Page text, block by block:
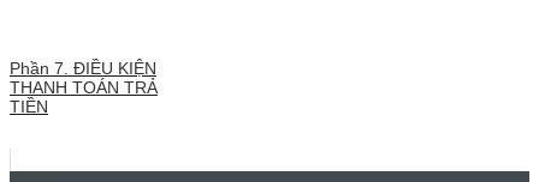
Phần 7. ĐIỀU KIỆN
THANH TOÁN TRẢ
TIỀN